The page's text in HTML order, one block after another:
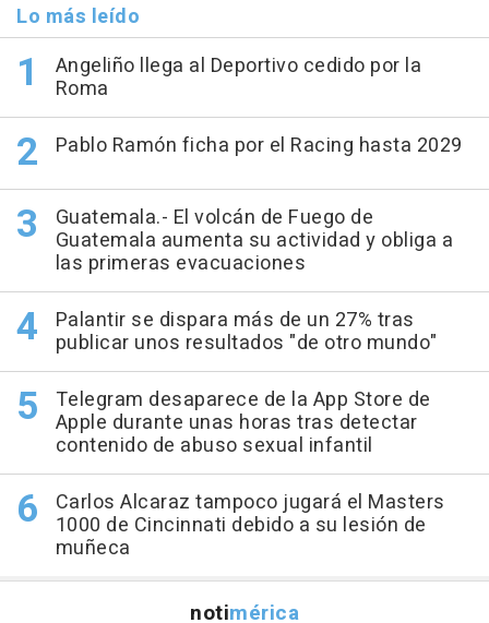
Lo más leído
Angeliño llega al Deportivo cedido por la
Roma
Pablo Ramón ficha por el Racing hasta 2029
Guatemala.- El volcán de Fuego de
Guatemala aumenta su actividad y obliga a
las primeras evacuaciones
Palantir se dispara más de un 27% tras
publicar unos resultados "de otro mundo"
Telegram desaparece de la App Store de
Apple durante unas horas tras detectar
contenido de abuso sexual infantil
Carlos Alcaraz tampoco jugará el Masters
1000 de Cincinnati debido a su lesión de
muñeca
notimérica